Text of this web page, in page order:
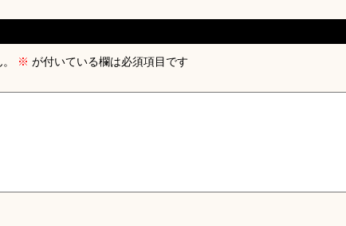
※ が付いている欄は必須項目です